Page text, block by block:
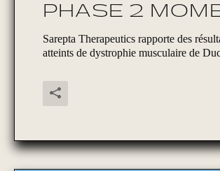
PHASE 2
Sarepta Therapeutics rapporte des
atteints de dystrophie musculaire de